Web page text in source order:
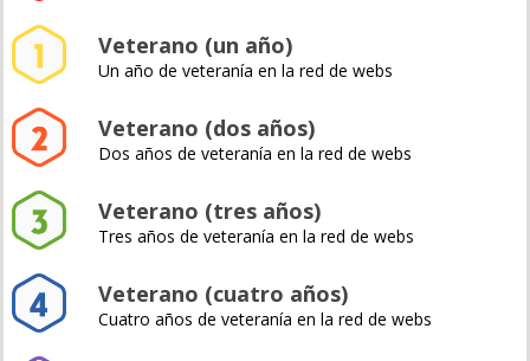
Veterano (un año)
Un año de veteranía en la red de webs
Veterano (dos años)
Dos años de veteranía en la red de webs
Veterano (tres años)
Tres años de veteranía en la red de webs
Veterano (cuatro años)
Cuatro años de veteranía en la red de webs